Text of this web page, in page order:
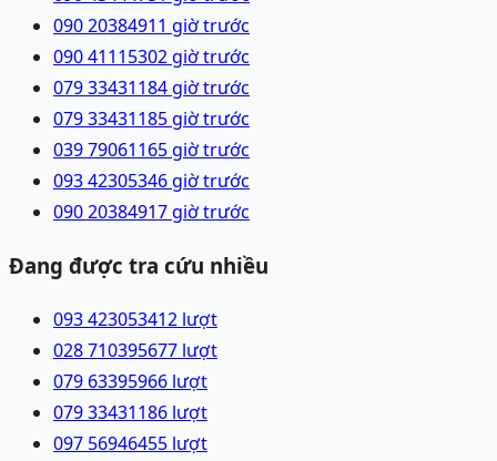
090 20384911 giờ trước
090 41115302 giờ trước
079 33431184 giờ trước
079 33431185 giờ trước
039 79061165 giờ trước
093 42305346 giờ trước
090 20384917 giờ trước
Đang được tra cứu nhiều
093 423053412 lượt
028 710395677 lượt
079 63395966 lượt
079 33431186 lượt
097 56946455 lượt